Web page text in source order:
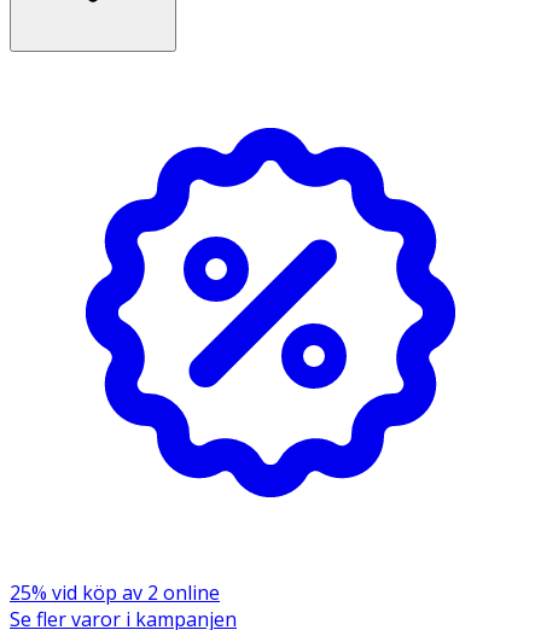
noggrant.
- Plåstren får enbart användas en gång.
Förvaras svalt och torrt.
Polyacrylate, polypropylene.
FSC Forest Steward Council Mix
25% vid köp av 2 online
Se fler varor i kampanjen